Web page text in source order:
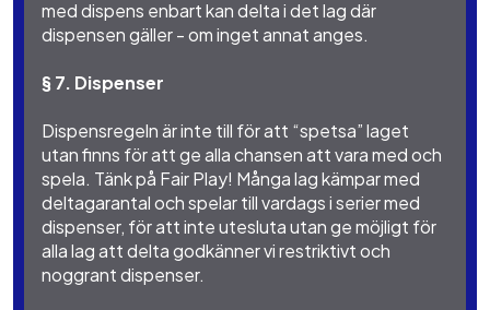
med dispens enbart kan delta i det lag där
dispensen gäller - om inget annat anges.
§ 7. Dispenser
Dispensregeln är inte till för att “spetsa” laget
utan finns för att ge alla chansen att vara med och
spela. Tänk på Fair Play! Många lag kämpar med
deltagarantal och spelar till vardags i serier med
dispenser, för att inte utesluta utan ge möjligt för
alla lag att delta godkänner vi restriktivt och
noggrant dispenser.